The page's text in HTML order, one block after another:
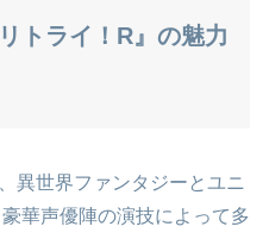
トライ！R』の魅力
異世界ファンタジーとユニ
華声優陣の演技によって多